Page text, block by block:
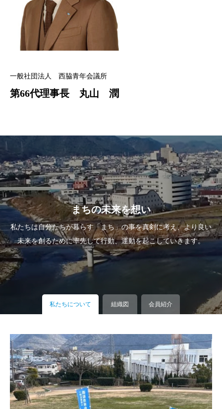
一般社団法人 西脇青年会議所
第66代理事長 丸山 潤
まちの未来を想い
私たちは自分たちが暮らす「まち」の事を真剣に考え、より良い
未来を創るために率先して行動、運動を起こしていきます。
私たちについて 組織図 会員紹介